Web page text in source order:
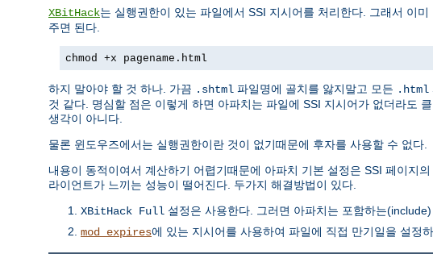
XBitHack는 실행권한이 있는 파일에서 SSI 지시어를 처리한다. 그래서 이
주면 된다.
chmod +x pagename.html
하지 말아야 할 것 하나. 가끔 .shtml 파일명에 골치를 앓지말고 모든 .html
것 같다. 명심할 점은 이렇게 하면 아파치는 파일에 SSI 지시어가 없더라도
생각이 아니다.
물론 윈도우즈에서는 실행권한이란 것이 없기때문에 후자를 사용할 수 없다.
내용이 동적이여서 계산하기 어렵기때문에 아파치 기본 설정은 SSI 페이지
라이언트가 느끼는 성능이 떨어진다. 두가지 해결방법이 있다.
XBitHack Full 설정은 사용한다. 그러면 아파치는 포함하는
mod_expires에 있는 지시어를 사용하여 파일에 직접 만기일을 설정